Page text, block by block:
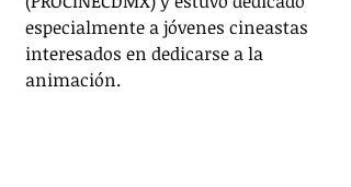
especialmente a jóvenes cineastas
interesados en dedicarse a la
animación.